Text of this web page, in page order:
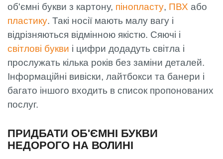
об'ємні букви з картону, пінопласту, ПВХ або
пластику. Такі носії мають малу вагу і
відрізняються відмінною якістю. Сяючі і
світлові букви і цифри додадуть світла і
прослужать кілька років без заміни деталей.
Інформаційні вивіски, лайтбокси та банери і
багато іншого входить в список пропонованих
послуг.
ПРИДБАТИ ОБ'ЄМНІ БУКВИ
НЕДОРОГО НА ВОЛИНІ